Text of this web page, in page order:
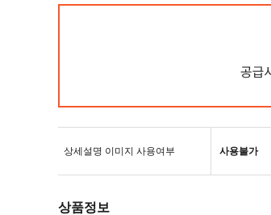
상세설명 이미지 사용여부 사용불가
상품정보